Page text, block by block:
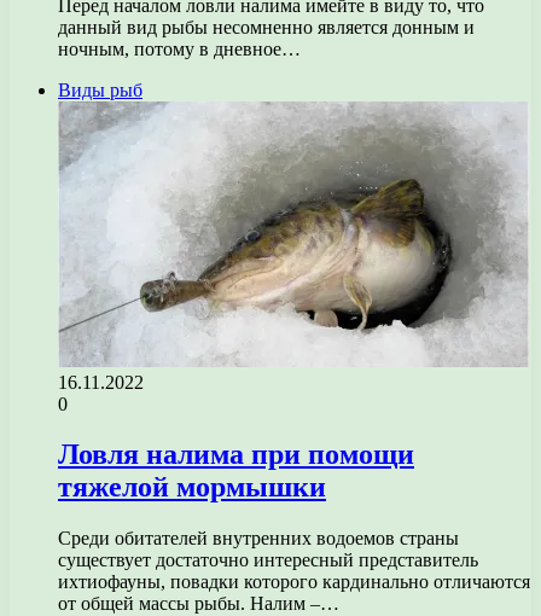
Перед началом ловли налима имейте в виду то, что
данный вид рыбы несомненно является донным и
ночным, потому в дневное…
Виды рыб
16.11.2022
0
Ловля налима при помощи
тяжелой мормышки
Среди обитателей внутренних водоемов страны
существует достаточно интересный представитель
ихтиофауны, повадки которого кардинально отличаются
от общей массы рыбы. Налим –…